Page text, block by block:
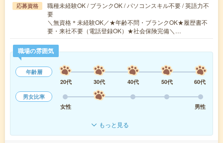
応募資格
職種未経験OK / ブランクOK / パソコンスキル不要 / 英語力不
要
＼無資格＊未経験OK／★年齢不問・ブランクOK★履歴書不
要・来社不要（電話登録OK）★社会保険完備＼…
職場の雰囲気
年齢層
20代
30代 40代 50代
60代
男女比率
女性
男性
もっと見る